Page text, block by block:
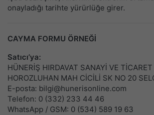
onayladığı tarihte yürürlüğe girer.
CAYMA FORMU ÖRNEĞİ
Satıcı’ya:
HÜNERİŞ HIRDAVAT SANAYİ VE
HOROZLUHAN MAH CİCİLİ SK NO 20
E-posta: bilgi@hunerisonline.com
Telefon: 0 (332) 233 44 46
WhatsApp / GSM: 0 (534) 589 19 63